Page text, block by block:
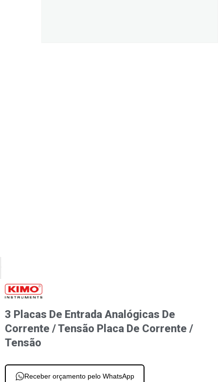
3 Placas De Entrada Analógicas De
Corrente / Tensão Placa De Corrente /
Tensão
Receber orçamento pelo WhatsApp